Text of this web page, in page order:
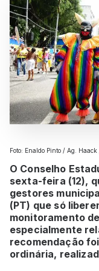
Foto: Enaldo Pinto / Ag.
O Conselho
sexta-feira (12),
gestores
(PT) que só
monitoramento
especialmente
recomendação
ordinária,